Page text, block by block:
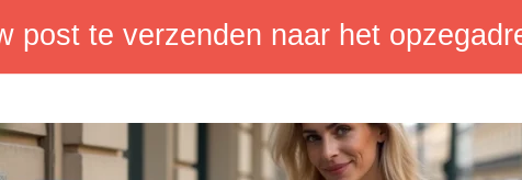
post te verzenden naar het